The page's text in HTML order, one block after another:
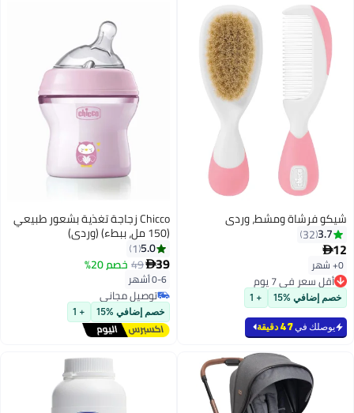
شيكو فرشاة ومشط، وردي
3.7
32
12
0+ شهر
أقل سعر في 7 يوم
أقل سعر في 7 يوم
خصم إضافي %15 + 1
يوصلك في47 دقيقة
Chicco زجاجة تغذية بشعور طبيعي
(150 مل، ببطء) (وردي)
5.0
1
39
49 خصم 20%
0-6 أشهر
توصيل مجاني
توصيل مجاني
خصم إضافي %15 + 1